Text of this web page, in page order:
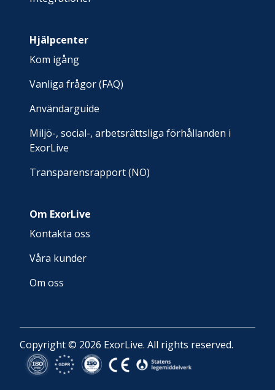
Hjälpcenter
Kom igång
Vanliga frågor (FAQ)
Användarguide
Miljö-, social-, arbetsrättsliga förhållanden i
ExorLive
Transparensrapport (NO)
Om ExorLive
Kontakta oss
Våra kunder
Om oss
Copyright © 2026 ExorLive. All rights reserved.